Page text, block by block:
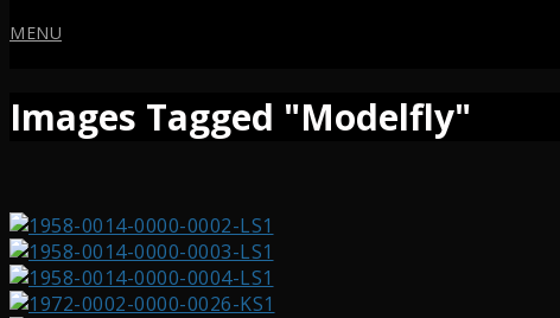
MENU
Images Tagged "Modelfly"